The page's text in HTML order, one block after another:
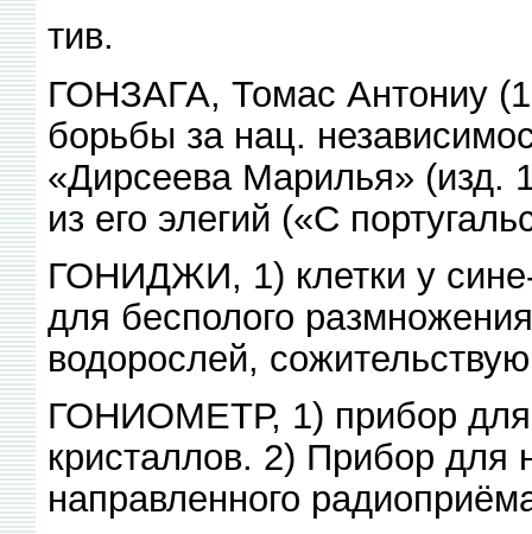
тив.
ГОНЗАГА, Томас Антониу
борьбы за нац.
«Дирсеева Марилья» (изд.
из его элегий («С
ГОНИДЖИ, 1) клетки у
для бесполого
водорослей,
ГОНИОМЕТР, 1) прибор для
кристаллов. 2) Прибор для
направленного